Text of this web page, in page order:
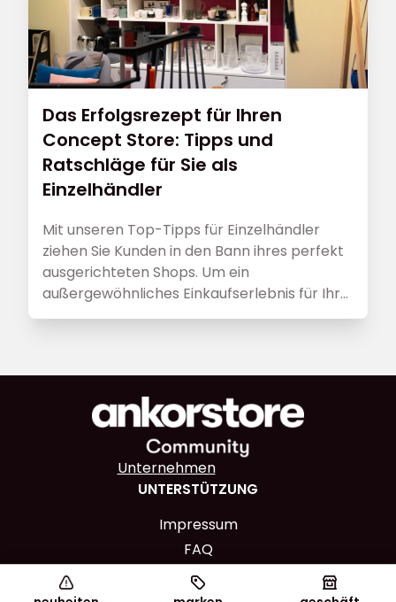
Das Erfolgsrezept für Ihren
Concept Store: Tipps und
Ratschläge für Sie als
Einzelhändler
Mit unseren Top-Tipps für Einzelhändler
ziehen Sie Kunden in den Bann ihres perfekt
ausgerichteten Shops. Um ein
außergewöhnliches Einkaufserlebnis für Ihre
Kunden kreieren zu können, ist dieser Guide
Unternehmen
UNTERSTÜTZUNG
Impressum
FAQ
IN VERBINDUNG BLEIBEN